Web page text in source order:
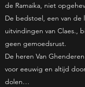
de Ramaika, niet
De bedstoel, een van de
uitvindingen van Claes.,
geen gemoedsrust.
De heren Van
voor eeuwig en altijd
dolen…